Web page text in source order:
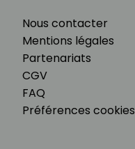
Nous contacter
Mentions légales
Partenariats
CGV
FAQ
Préférences cookies